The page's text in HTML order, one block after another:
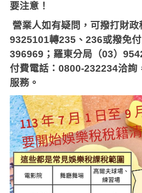
要注意！
營業人如有疑問，可撥打財
9325101轉235 、236或撥免
396969 ；羅東分局（03）
付費電話：0800-232234洽詢
服務。